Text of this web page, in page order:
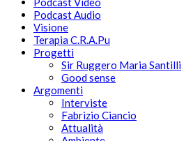
Podcast Audio
Visione
Terapia C.R.A.Pu
Progetti
Sir Ruggero Maria Santilli
Good sense
Argomenti
Interviste
Fabrizio Ciancio
Attualità